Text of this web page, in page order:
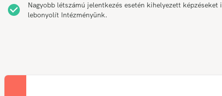
Nagyobb létszámú jelentkezés esetén kihelyezett képzéseket
lebonyolít Intézményünk.